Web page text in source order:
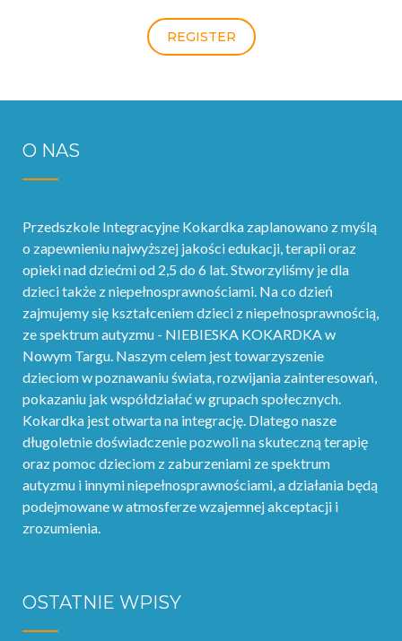
REGISTER
O NAS
Przedszkole Integracyjne Kokardka zaplanowano z myślą
o zapewnieniu najwyższej jakości edukacji, terapii oraz
opieki nad dziećmi od 2,5 do 6 lat. Stworzyliśmy je dla
dzieci także z niepełnosprawnościami. Na co dzień
zajmujemy się kształceniem dzieci z niepełnosprawnością,
ze spektrum autyzmu - NIEBIESKA KOKARDKA w
Nowym Targu. Naszym celem jest towarzyszenie
dzieciom w poznawaniu świata, rozwijania zainteresowań,
pokazaniu jak współdziałać w grupach społecznych.
Kokardka jest otwarta na integrację. Dlatego nasze
długoletnie doświadczenie pozwoli na skuteczną terapię
oraz pomoc dzieciom z zaburzeniami ze spektrum
autyzmu i innymi niepełnosprawnościami, a działania będą
podejmowane w atmosferze wzajemnej akceptacji i
zrozumienia.
OSTATNIE WPISY